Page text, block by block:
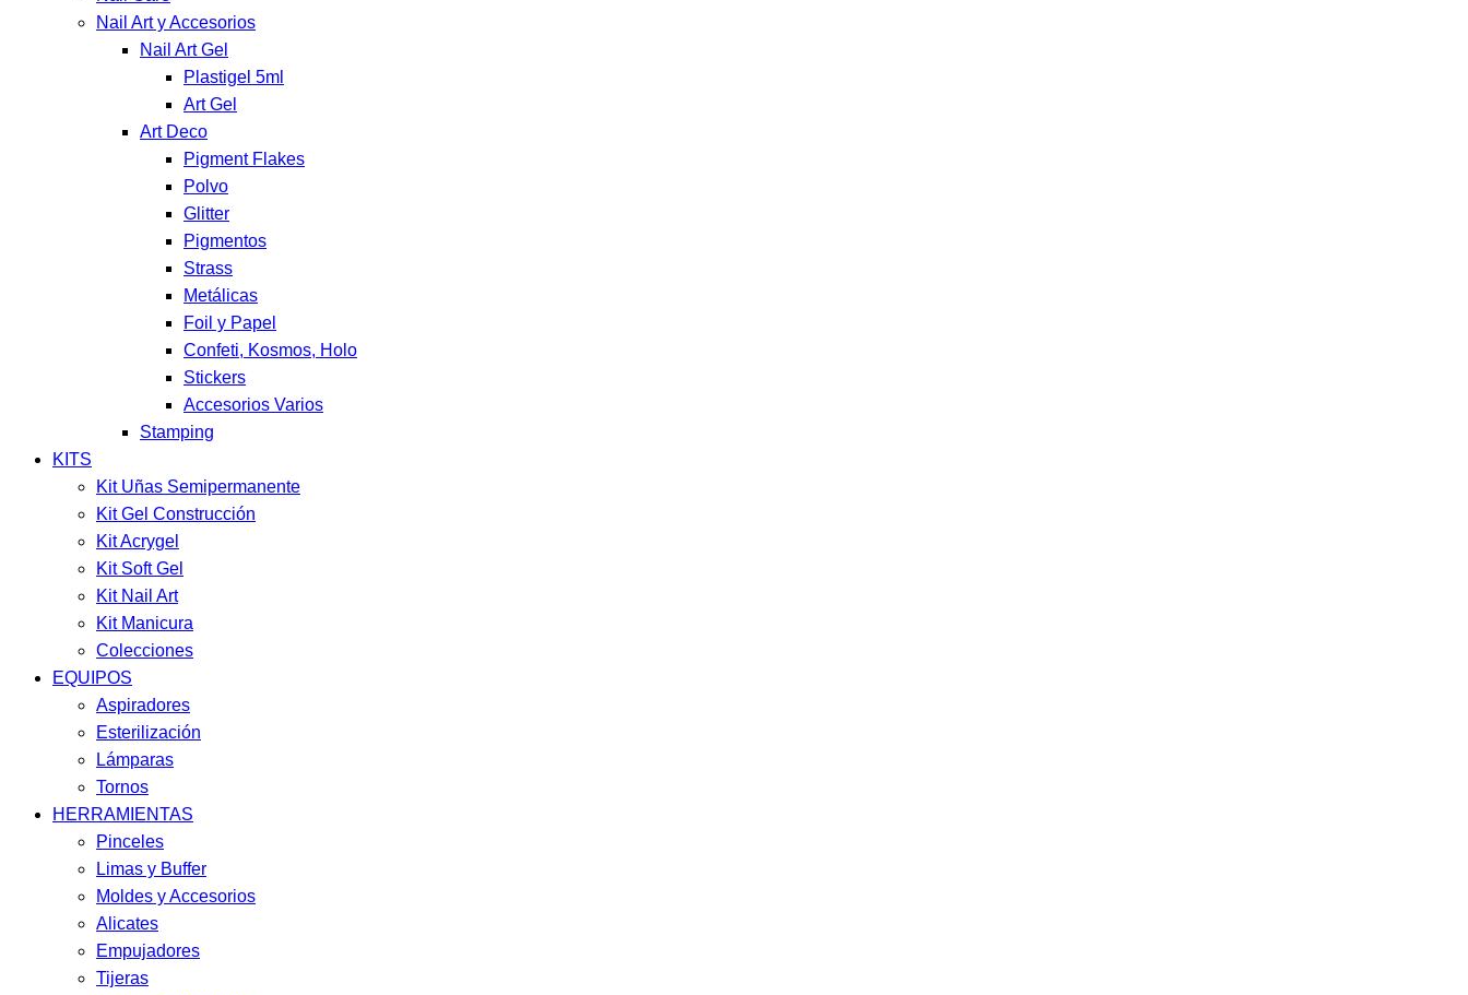
Nail Art y Accesorios
Nail Art Gel
Plastigel 5ml
Art Gel
Art Deco
Pigment Flakes
Polvo
Glitter
Pigmentos
Strass
Metálicas
Foil y Papel
Confeti, Kosmos, Holo
Stickers
Accesorios Varios
Stamping
KITS
Kit Uñas Semipermanente
Kit Gel Construcción
Kit Acrygel
Kit Soft Gel
Kit Nail Art
Kit Manicura
Colecciones
EQUIPOS
Aspiradores
Esterilización
Lámparas
Tornos
HERRAMIENTAS
Pinceles
Limas y Buffer
Moldes y Accesorios
Alicates
Empujadores
Tijeras